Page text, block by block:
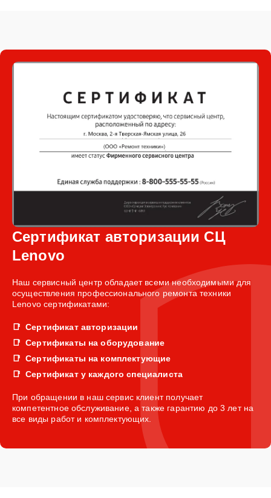
Сертификат авторизации СЦ
Lenovo
Наш сервисный центр обладает всеми необходимыми для
осуществления профессионального ремонта техники
Lenovo сертификатами:
Сертификат авторизации
Сертификаты на оборудование
Сертификаты на комплектующие
Сертификат у каждого специалиста
При обращении в наш сервис клиент получает
компетентное обслуживание, а также гарантию до 3 лет на
все виды работ и комплектующих.